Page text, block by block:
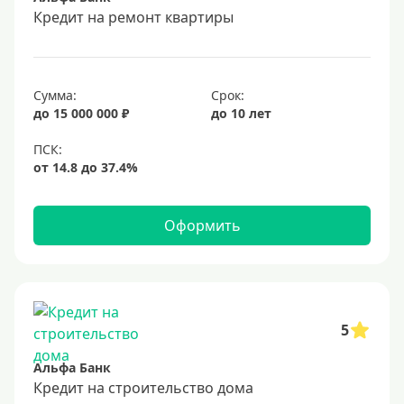
Срок
Долгосрочные
2 года
3 года
4 года
9 лет
10 лет
15 лет
Кредит на ремонт квартиры
Сумма:
до 15 000 000 ₽
Срок:
до 10 лет
Оформить
5
Альфа Банк
Кредит на строительство дома